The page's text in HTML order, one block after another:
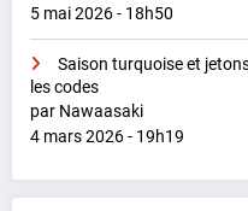
5 mai 2026 - 18h50
Saison turquoise et
les codes
par Nawaasaki
4 mars 2026 - 19h19